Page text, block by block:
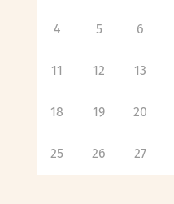
4 5 6
11 12 13
18 19 20
25 26 27